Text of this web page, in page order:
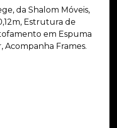
da Shalom Móveis,
Estrutura de
em Espuma
Acompanha Frames.